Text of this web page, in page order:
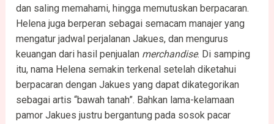
dan saling memahami, hingga memutuskan berpacaran.
Helena juga berperan sebagai semacam manajer yang
mengatur jadwal perjalanan Jakues, dan mengurus
keuangan dari hasil penjualan merchandise. Di samping
itu, nama Helena semakin terkenal setelah diketahui
berpacaran dengan Jakues yang dapat dikategorikan
sebagai artis “bawah tanah”. Bahkan lama-kelamaan
pamor Jakues justru bergantung pada sosok pacar